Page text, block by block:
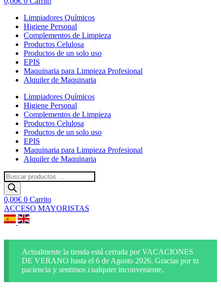
Limpiadores Químicos
Higiene Personal
Complementos de Limpieza
Productos Celulosa
Productos de un solo uso
EPIS
Maquinaria para Limpieza Profesional
Alquiler de Maquinaria
Limpiadores Químicos
Higiene Personal
Complementos de Limpieza
Productos Celulosa
Productos de un solo uso
EPIS
Maquinaria para Limpieza Profesional
Alquiler de Maquinaria
Búsqueda
de
productos
0,00€ 0 Carrito
ACCESO MAYORISTAS
Actualmente la tienda está cerrada por VACACIONES
DE VERANO hasta el 6 de Agosto 2026. Gracias por tu
paciencia y sentimos cualquier inconveniente.